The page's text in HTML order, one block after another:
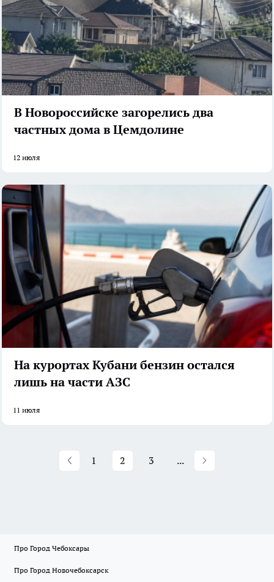
В Новороссийске загорелись два
частных дома в Цемдолине
12 июля
На курортах Кубани бензин остался
лишь на части АЗС
11 июля
1 2 3 ...
Про Город Чебоксары
Про Город Новочебоксарск